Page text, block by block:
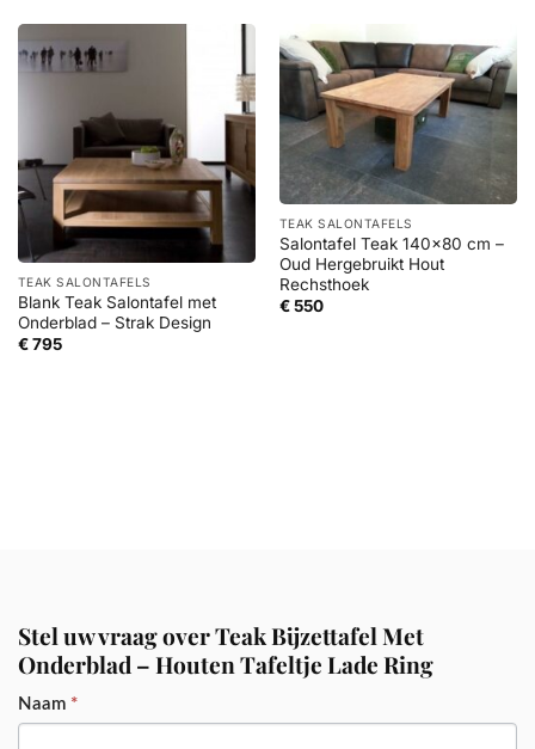
TEAK SALONTAFELS
Blank Teak Salontafel met
Onderblad – Strak Design
€795
TEAK SALONTAFELS
Salontafel Teak 140×80 cm –
Oud Hergebruikt Hout
Rechsthoek
€550
Stel uw vraag over Teak Bijzettafel Met
Onderblad – Houten Tafeltje Lade Ring
PRODUCT
Naam *